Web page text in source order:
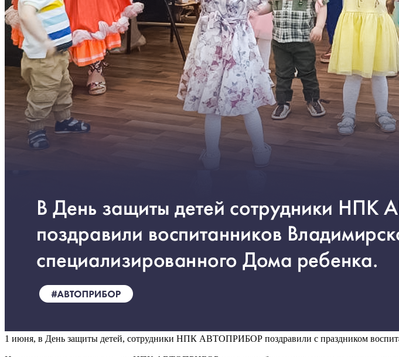
1 июня, в День защиты детей, сотрудники НПК АВТОПРИБОР поздравили с праздником